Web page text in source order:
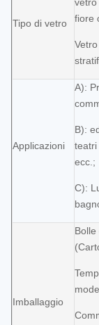
Tipo di vetro
fiore
Applicazioni
A):
B):
teatri
ecc.;
C):
Imballaggio